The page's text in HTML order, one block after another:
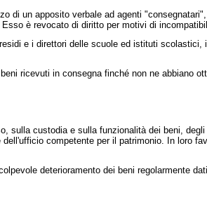
un apposito verbale ad agenti
è revocato di diritto per motivi di
e i direttori delle scuole ed istituti
ricevuti in consegna finché non ne abbiano
custodia e sulla funzionalità dei beni,
competente per il patrimonio. In loro
deterioramento dei beni regolarmente